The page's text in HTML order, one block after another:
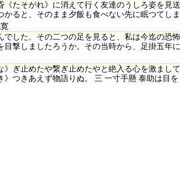
《たそがれ》に消えて行く友達のうしろ姿を見
かると、そのまま夕飯も食べない先に眠つてし
でした。その二つの足を見ると、私は今迄の恐
目撃しましたろうか。その当時から、足掛五年
》ぎ止めたや繋ぎ止めたやと絶入る心を激まし
》つきあえず物語りぬ。 三 一寸手懸 泰助は目